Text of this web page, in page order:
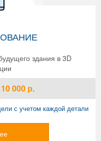
здания в 3D
000 р.
с учетом каждой детали